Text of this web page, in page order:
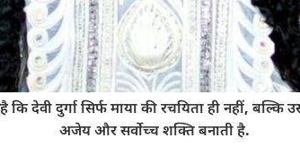
दुर्गा सिर्फ माया की रचयिता ही नहीं, बल्कि
अजेय और सर्वोच्च शक्ति बनाती है.